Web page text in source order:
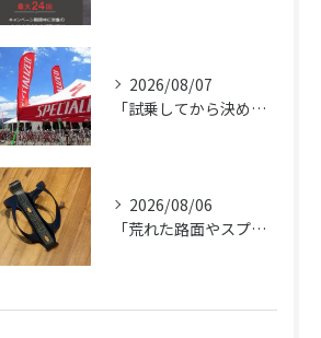
2026/08/07
「試乗してから決める。」 それがPOWER-KIDSの一番大切にしていることです。
2026/08/06
「荒れた路面やスプリントでボトルが飛んでヒヤッとしたこと、あ...